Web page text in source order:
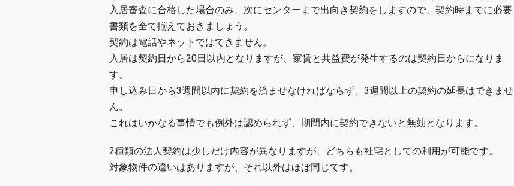
入居審査に合格した場合のみ、次にセンターまで出向き契約をしますので、契約時までに必要
書類を全て揃えておきましょう。
契約は電話やネットではできません。
入居は契約日から20日以内となりますが、家賃と共益費が発生するのは契約日からになりま
す。
申し込み日から3週間以内に契約を済ませなければならず、3週間以上の契約の延長はできませ
ん。
これはいかなる事情でも例外は認められず、期間内に契約できないと無効となります。
2種類の法人契約は少しだけ内容が異なりますが、どちらも社宅としての利用が可能です。
対象物件の違いはありますが、それ以外はほぼ同じです。